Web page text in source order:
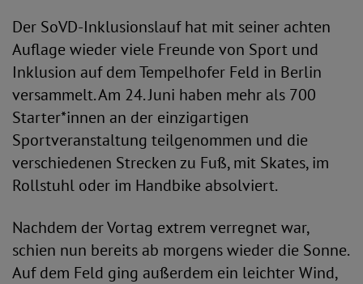
Der SoVD-Inklusionslauf hat mit seiner achten
Auflage wieder viele Freunde von Sport und
Inklusion auf dem Tempelhofer Feld in Berlin
versammelt. Am 24. Juni haben mehr als 700
Starter*innen an der einzigartigen
Sportveranstaltung teilgenommen und die
verschiedenen Strecken zu Fuß, mit Skates, im
Rollstuhl oder im Handbike absolviert.
Nachdem der Vortag extrem verregnet war,
schien nun bereits ab morgens wieder die Sonne.
Auf dem Feld ging außerdem ein leichter Wind,